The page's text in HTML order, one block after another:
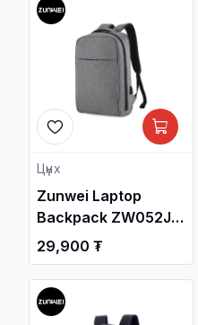
Цүнх
Zunwei Laptop
Backpack ZW052J,
Grey / Зөөврийн
Компьютерийн
Үүргэвч /
29,900 ₮